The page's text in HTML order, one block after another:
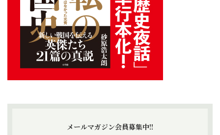
メールマガジン会員募集中!!